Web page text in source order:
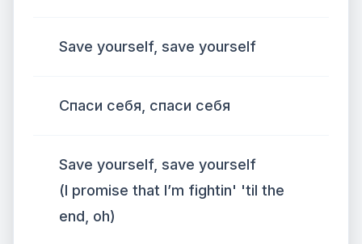
Save yourself, save yourself
Спаси себя, спаси себя
Save yourself, save yourself
(I promise that I’m fightin' 'til the
end, oh)